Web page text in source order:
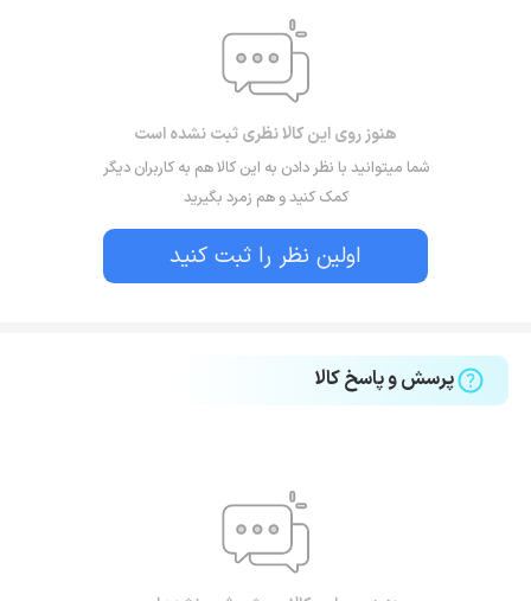
هنوز روی این کالا نظری ثبت نشده است
شما میتوانید با نظر دادن به این کالا هم به کاربران دیگر
کمک کنید و هم زمرد بگیرید
اولین نظر را ثبت کنید
پرسش و پاسخ کالا